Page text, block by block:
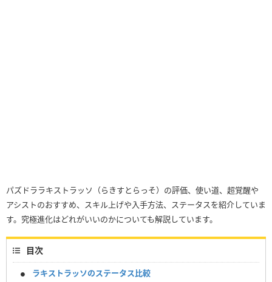
パズドララキストラッソ（らきすとらっそ）の評価、使い道、超覚醒や
アシストのおすすめ、スキル上げや入手方法、ステータスを紹介していま
す。究極進化はどれがいいのかについても解説しています。
目次
ラキストラッソのステータス比較